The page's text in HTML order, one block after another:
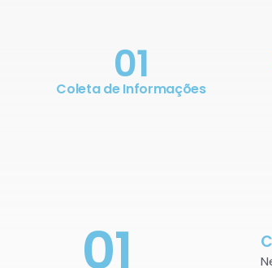
01
Coleta de Informações
01